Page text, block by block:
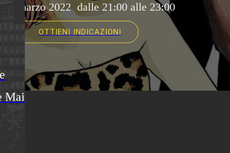
Mai
marzo 2022  dalle 21:00 alle 23:00
OTTIENI INDICAZIONI